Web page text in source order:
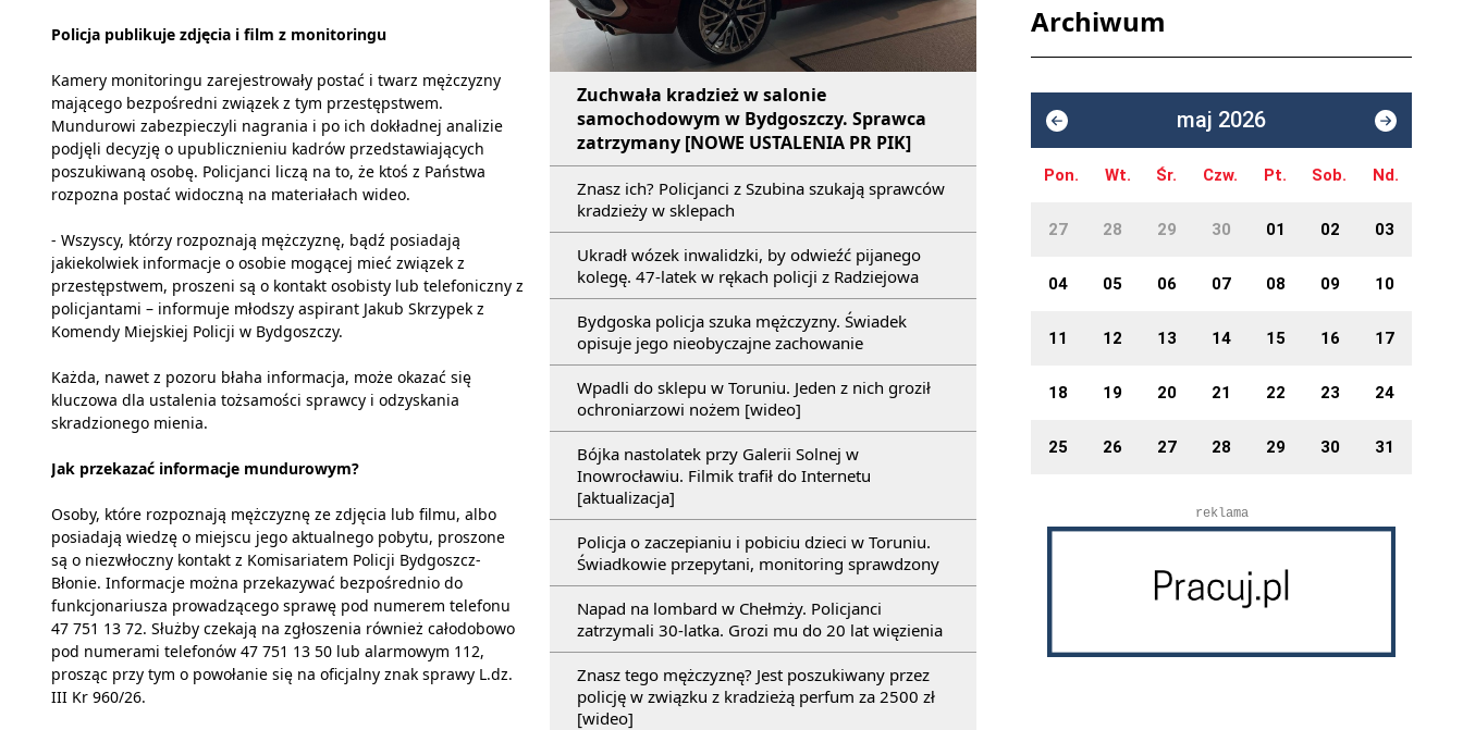
Zuchwała kradzież w salonie
samochodowym w Bydgoszczy. Sprawca
zatrzymany [NOWE USTALENIA PR PIK]
Znasz ich? Policjanci z Szubina szukają sprawców
kradzieży w sklepach
Ukradł wózek inwalidzki, by odwieźć pijanego
kolegę. 47-latek w rękach policji z Radziejowa
Bydgoska policja szuka mężczyzny. Świadek
opisuje jego nieobyczajne zachowanie
Wpadli do sklepu w Toruniu. Jeden z nich groził
ochroniarzowi nożem [wideo]
Bójka nastolatek przy Galerii Solnej w
Inowrocławiu. Filmik trafił do Internetu
[aktualizacja]
Policja o zaczepianiu i pobiciu dzieci w Toruniu.
Świadkowie przepytani, monitoring sprawdzony
Napad na lombard w Chełmży. Policjanci
zatrzymali 30-latka. Grozi mu do 20 lat więzienia
Znasz tego mężczyznę? Jest poszukiwany przez
policję w związku z kradzieżą perfum za 2500 zł
[wideo]
Policja publikuje zdjęcia i film z monitoringu
Kamery monitoringu zarejestrowały postać i twarz mężczyzny
mającego bezpośredni związek z tym przestępstwem.
Mundurowi zabezpieczyli nagrania i po ich dokładnej analizie
podjęli decyzję o upublicznieniu kadrów przedstawiających
poszukiwaną osobę. Policjanci liczą na to, że ktoś z Państwa
rozpozna postać widoczną na materiałach wideo.
- Wszyscy, którzy rozpoznają mężczyznę, bądź posiadają
jakiekolwiek informacje o osobie mogącej mieć związek z
przestępstwem, proszeni są o kontakt osobisty lub telefoniczny z
policjantami – informuje młodszy aspirant Jakub Skrzypek z
Komendy Miejskiej Policji w Bydgoszczy.
Każda, nawet z pozoru błaha informacja, może okazać się
kluczowa dla ustalenia tożsamości sprawcy i odzyskania
skradzionego mienia.
Jak przekazać informacje mundurowym?
Osoby, które rozpoznają mężczyznę ze zdjęcia lub filmu, albo
posiadają wiedzę o miejscu jego aktualnego pobytu, proszone
są o niezwłoczny kontakt z Komisariatem Policji Bydgoszcz-
Błonie. Informacje można przekazywać bezpośrednio do
funkcjonariusza prowadzącego sprawę pod numerem telefonu
47 751 13 72. Służby czekają na zgłoszenia również całodobowo
pod numerami telefonów 47 751 13 50 lub alarmowym 112,
prosząc przy tym o powołanie się na oficjalny znak sprawy L.dz.
III Kr 960/26.
Archiwum
maj 2026
Pon. Wt. Śr. Czw. Pt. Sob. Nd.
27 28 29 30 01 02 03
04 05 06 07 08 09 10
11 12 13 14 15 16 17
18 19 20 21 22 23 24
25 26 27 28 29 30 31
reklama